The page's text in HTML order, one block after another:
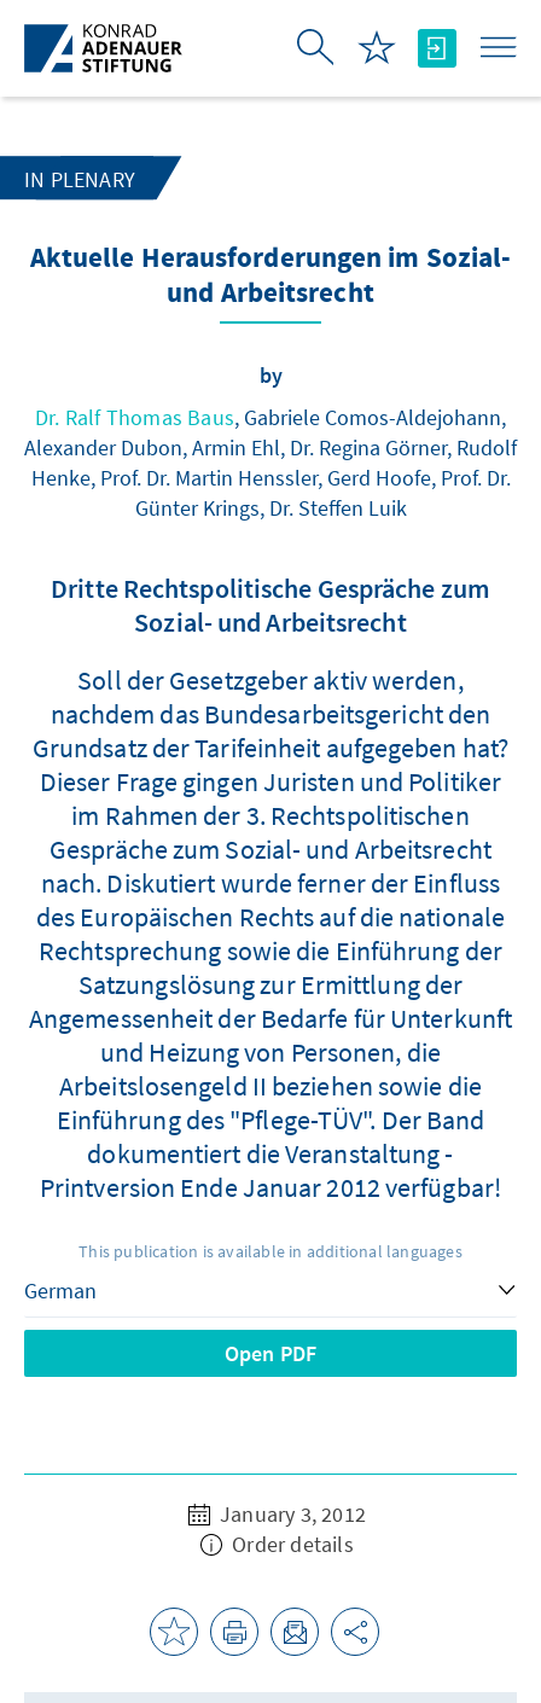
Skip to Main Content
IN PLENARY
Aktuelle Herausforderungen im Sozial-
und Arbeitsrecht
by
Dr. Ralf Thomas Baus, Gabriele Comos-Aldejohann,
Alexander Dubon, Armin Ehl, Dr. Regina Görner, Rudolf
Henke, Prof. Dr. Martin Henssler, Gerd Hoofe, Prof. Dr.
Günter Krings, Dr. Steffen Luik
Dritte Rechtspolitische Gespräche zum
Sozial- und Arbeitsrecht
Soll der Gesetzgeber aktiv werden,
nachdem das Bundesarbeitsgericht den
Grundsatz der Tarifeinheit aufgegeben hat?
Dieser Frage gingen Juristen und Politiker
im Rahmen der 3. Rechtspolitischen
Gespräche zum Sozial- und Arbeitsrecht
nach. Diskutiert wurde ferner der Einfluss
des Europäischen Rechts auf die nationale
Rechtsprechung sowie die Einführung der
Satzungslösung zur Ermittlung der
Angemessenheit der Bedarfe für Unterkunft
und Heizung von Personen, die
Arbeitslosengeld II beziehen sowie die
Einführung des "Pflege-TÜV". Der Band
dokumentiert die Veranstaltung -
Printversion Ende Januar 2012 verfügbar!
This publication is available in additional languages
Open PDF
January 3, 2012
Order details